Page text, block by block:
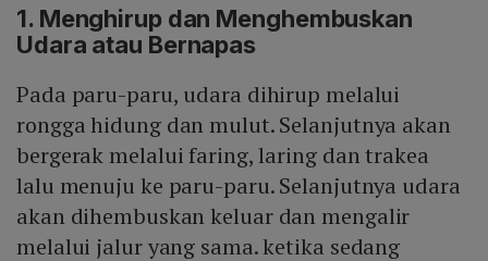
1. Menghirup dan Menghembuskan
Udara atau Bernapas
Pada paru-paru, udara dihirup melalui
rongga hidung dan mulut. Selanjutnya akan
bergerak melalui faring, laring dan trakea
lalu menuju ke paru-paru. Selanjutnya udara
akan dihembuskan keluar dan mengalir
melalui jalur yang sama. ketika sedang